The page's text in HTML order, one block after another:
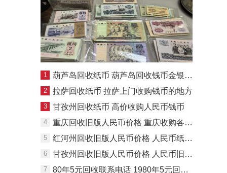
1 葫芦岛回收纸币 葫芦岛回收钱币金银币地点
2 拉萨回收纸币 拉萨上门收购钱币的地方
3 甘孜州回收纸币 高价收购人民币钱币
4 重庆回收旧版人民币价格 重庆收购各种钱币
5 红河州回收旧版人民币价格 人民币纸币收藏最新价格
6 甘孜州回收旧版人民币价格 人民币旧钱币回收价格表
7 80年5元回收联系电话 1980年5元回收价值